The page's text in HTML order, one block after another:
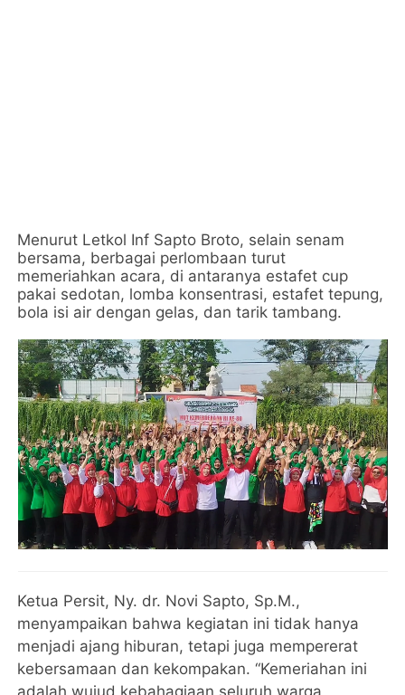
Menurut Letkol Inf Sapto Broto, selain senam
bersama, berbagai perlombaan turut
memeriahkan acara, di antaranya estafet cup
pakai sedotan, lomba konsentrasi, estafet tepung,
bola isi air dengan gelas, dan tarik tambang.
Ketua Persit, Ny. dr. Novi Sapto, Sp.M.,
menyampaikan bahwa kegiatan ini tidak hanya
menjadi ajang hiburan, tetapi juga mempererat
kebersamaan dan kekompakan. “Kemeriahan ini
adalah wujud kebahagiaan seluruh warga